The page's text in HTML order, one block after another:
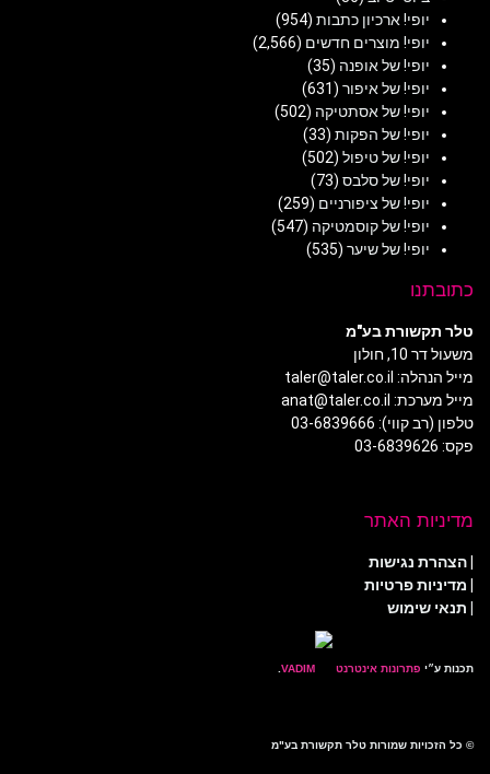
יופי! ארכיון כתבות (954)
יופי! מוצרים חדשים (2,566)
יופי! של אופנה (35)
יופי! של איפור (631)
יופי! של אסתטיקה (502)
יופי! של הפקות (33)
יופי! של טיפול (502)
יופי! של סלבס (73)
יופי! של ציפורניים (259)
יופי! של קוסמטיקה (547)
יופי! של שיער (535)
כתובתנו
טלר תקשורת בע"מ
משעול דר 10, חולון
מייל הנהלה: taler@taler.co.il
מייל מערכת: anat@taler.co.il
טלפון (רב קווי): 03-6839666
פקס: 03-6839626
מדיניות האתר
הצהרת נגישות
מדיניות פרטיות
| תנאי שימוש
תכנות ע״י פתרונות אינטרנט
© כל הזכויות שמורות טלר תקשורת בע"מ